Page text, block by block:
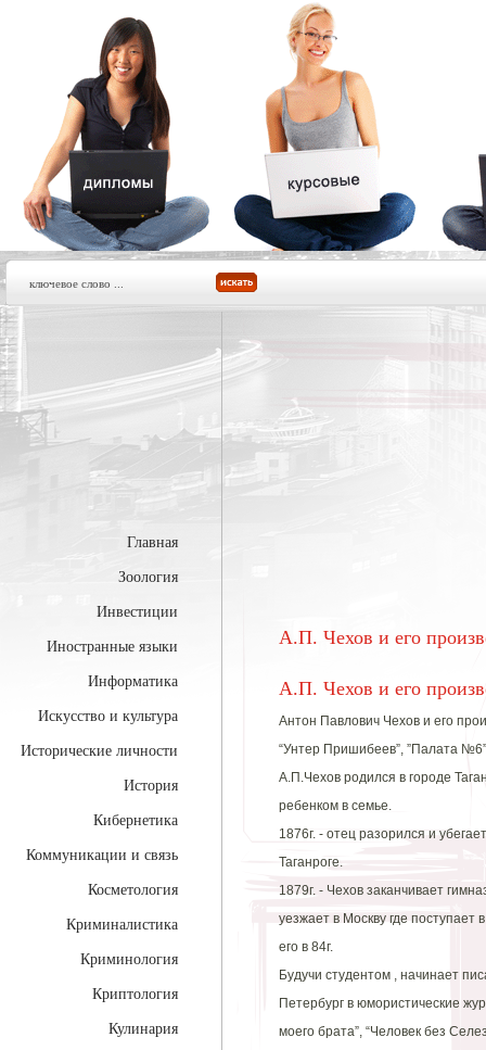
Главная
Зоология
Инвестиции
Иностранные языки
Информатика
Искусство и культура
Исторические личности
История
Кибернетика
Коммуникации и связь
Косметология
Криминалистика
Криминология
Криптология
Кулинария
А.П. Чехов и его
А.П. Чехов и его
Антон Павлович Чехов и его
“Унтер Пришибеев”, ”Палата
А.П.Чехов родился в городе
ребенком в семье.
1876г. - отец разорился и
Таганроге.
1879г. - Чехов заканчивает
уезжает в Москву где
его в 84г.
Будучи студентом , начинает
Петербург в юмористические
моего брата”, “Человек без